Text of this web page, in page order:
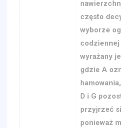
często
wyborze
codziennej
wyrażany
gdzie A
D i G
przyjrzeć
ponieważ